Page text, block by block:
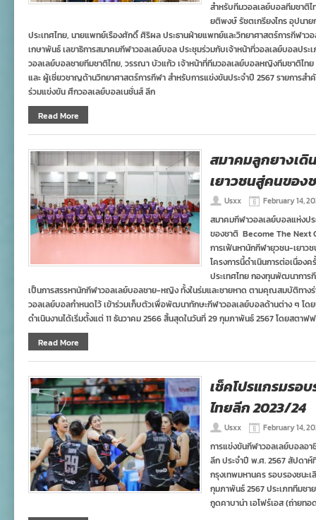
สำหรับทีมวอลเลย์บอลทีมชาติไ
ยติพงษ์ รัชตเกรียงไกร อุปนา
ประเทศไทย, นายแพทย์เรืองศักดิ์ ศิริผล ประธานฝ่ายแพทย์และวิทยาศาสตร์การกีฬาว
เกษาพันธ์ เลขาธิการสมาคมกีฬาวอลเลย์บอล ประชุมร่วมกับเจ้าหน้าที่วอลเลย์บอลปร
วอลเลย์บอลชายทีมชาติไทย, วรรณา บัวแก้ว เจ้าหน้าที่ทีมวอลเลย์บอลหญิงทีมชาติไ
และ ผู้เชี่ยวชาญด้านวิทยาศาสตร์การกีฬา สำหรับการแข่งขันประจำปี 2567 รายการ
ร่วมแข่งขัน ศึกวอลเลย์บอลเนชั่นส์ ลีก
Read More
สมาคมลูกยางเดิ
เยาวชนสู่คนของ
Usxx February 14,
สมาคมกีฬาวอลเลย์บอลแห่งป
ของชาติ Become The Next
การเฟ้นหานักกีฬายุวชน-เยาว
โครงการนี้ดำเนินการต่อเนื่อง
ประเทศไทย กองทุนพัฒนาการ
เป็นการสรรหานักกีฬาวอลเลย์บอลชาย-หญิง ทั้งในร่มและชายหาด ตามคุณสมบัติทาง
วอลเลย์บอลกำหนดไว้ เข้าร่วมเก็บตัวเพื่อพัฒนาทักษะกีฬาวอลเลย์บอลด้านต่าง ๆ โดย
ดำเนินงานได้เริ่มตั้งแต่ 11 ธันวาคม 2566 สิ้นสุดในวันที่ 29 กุมภาพันธ์ 2567 โดยสตา
Read More
เช็คโปรแกรมรอ
ไทยลีก 2023/24
Usxx February 14,
การแข่งขันกีฬาวอลเลย์บอลอา
ลีก ประจำปี พ.ศ. 2567 สัปดา
กรุงเทพมหานคร รอบรองชนะ
กุมภาพันธ์ 2567 ประเภททีมชา
กูดคาบาน่า เอโฟร์เอส (ถ่ายท